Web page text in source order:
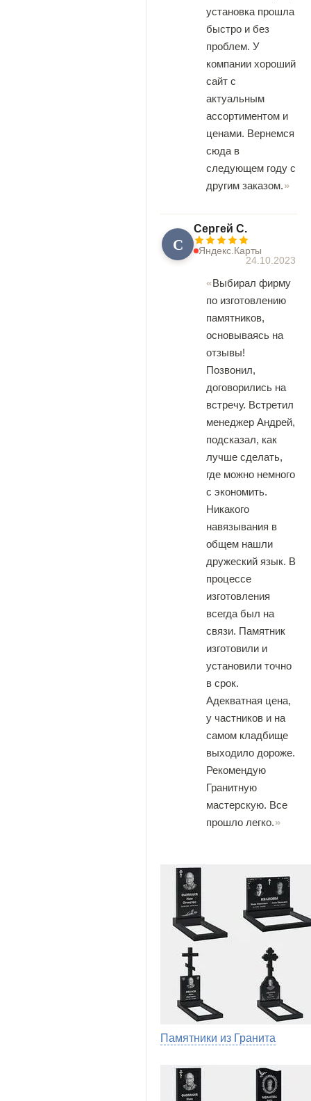
установка прошла
быстро и без
проблем. У
компании хороший
сайт с
актуальным
ассортиментом и
ценами. Вернемся
сюда в
следующем году с
другим заказом.
С
Сергей С.
Яндекс.Карты
24.10.2023
Выбирал фирму
по изготовлению
памятников,
основываясь на
отзывы!
Позвонил,
договорились на
встречу. Встретил
менеджер Андрей,
подсказал, как
лучше сделать,
где можно немного
с экономить.
Никакого
навязывания в
общем нашли
дружеский язык. В
процессе
изготовления
всегда был на
связи. Памятник
изготовили и
установили точно
в срок.
Адекватная цена,
у частников и на
самом кладбище
выходило дороже.
Рекомендую
Гранитную
мастерскую. Все
прошло легко.
Памятники из Гранита